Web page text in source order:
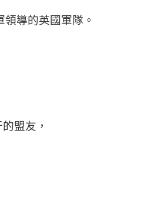
領導的英國軍隊。
盟友，